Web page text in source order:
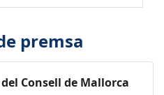
premsa
Consell de Mallorca